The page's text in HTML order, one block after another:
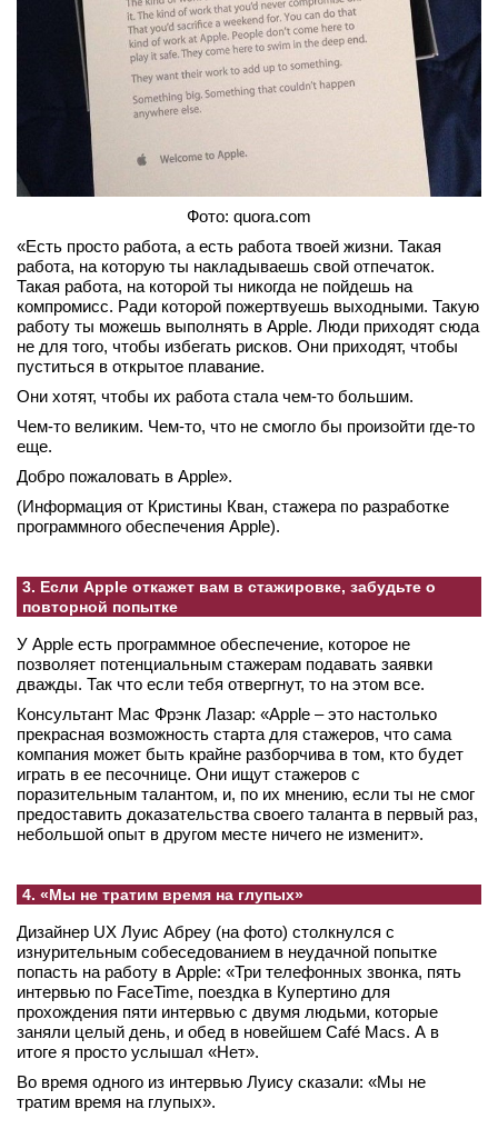
Фото: quora.com
«Есть просто работа, а есть работа твоей жизни. Такая
работа, на которую ты накладываешь свой отпечаток.
Такая работа, на которой ты никогда не пойдешь на
компромисс. Ради которой пожертвуешь выходными. Такую
работу ты можешь выполнять в Apple. Люди приходят сюда
не для того, чтобы избегать рисков. Они приходят, чтобы
пуститься в открытое плавание.
Они хотят, чтобы их работа стала чем-то большим.
Чем-то великим. Чем-то, что не смогло бы произойти где-то
еще.
Добро пожаловать в Apple».
(Информация от Кристины Кван, стажера по разработке
программного обеспечения Apple).
3. Если Apple откажет вам в стажировке, забудьте о
повторной попытке
У Apple есть программное обеспечение, которое не
позволяет потенциальным стажерам подавать заявки
дважды. Так что если тебя отвергнут, то на этом все.
Консультант Mac Фрэнк Лазар: «Apple – это настолько
прекрасная возможность старта для стажеров, что сама
компания может быть крайне разборчива в том, кто будет
играть в ее песочнице. Они ищут стажеров с
поразительным талантом, и, по их мнению, если ты не смог
предоставить доказательства своего таланта в первый раз,
небольшой опыт в другом месте ничего не изменит».
4. «Мы не тратим время на глупых»
Дизайнер UX Луис Абреу (на фото) столкнулся с
изнурительным собеседованием в неудачной попытке
попасть на работу в Apple: «Три телефонных звонка, пять
интервью по FaceTime, поездка в Купертино для
прохождения пяти интервью с двумя людьми, которые
заняли целый день, и обед в новейшем Café Macs. А в
итоге я просто услышал «Нет».
Во время одного из интервью Луису сказали: «Мы не
тратим время на глупых».